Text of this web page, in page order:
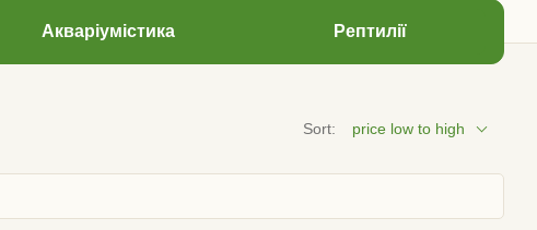
Акваріумістика Рептилії
Sort: price low to high